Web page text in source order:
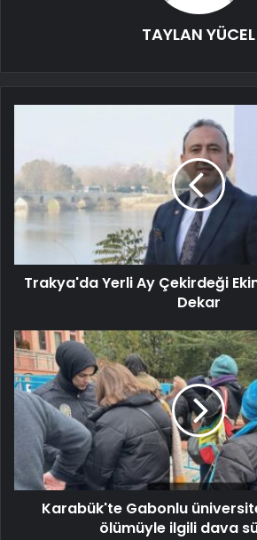
TAYLAN YÜCEL
Trakya'da Yerli Ay Çekirdeği
Dekar
Karabük'te Gabonlu
ölümüyle ilgili dava